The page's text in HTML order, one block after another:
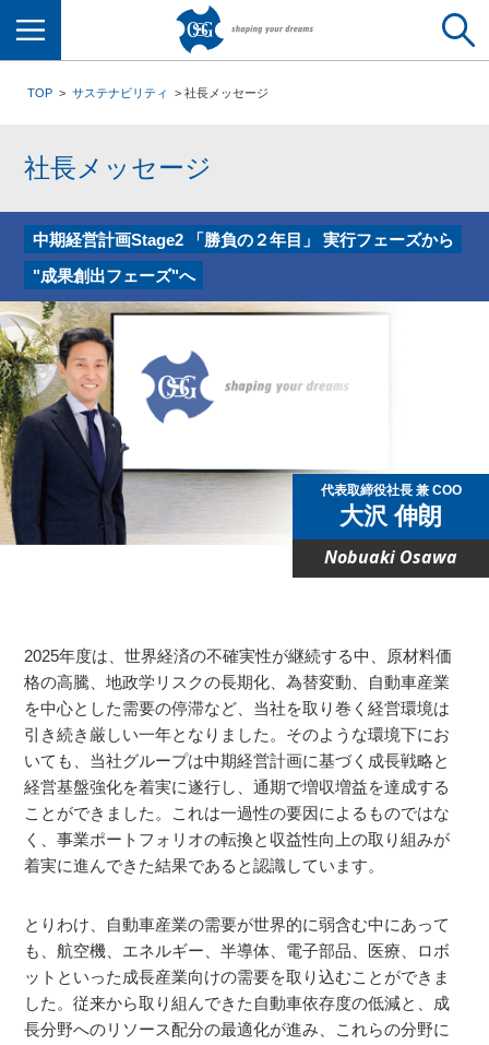
TOP サステナビリティ 社長メッセージ
社長メッセージ
中期経営計画Stage2「勝負の２年目」 実行フェーズから
"成果創出フェーズ"へ
代表取締役社長 兼 COO
大沢 伸朗
Nobuaki Osawa
2025年度は、世界経済の不確実性が継続する中、原材料価
格の高騰、地政学リスクの長期化、為替変動、自動車産業
を中心とした需要の停滞など、当社を取り巻く経営環境は
引き続き厳しい一年となりました。そのような環境下にお
いても、当社グループは中期経営計画に基づく成長戦略と
経営基盤強化を着実に遂行し、通期で増収増益を達成する
ことができました。これは一過性の要因によるものではな
く、事業ポートフォリオの転換と収益性向上の取り組みが
着実に進んできた結果であると認識しています。
とりわけ、自動車産業の需要が世界的に弱含む中にあって
も、航空機、エネルギー、半導体、電子部品、医療、ロボ
ットといった成長産業向けの需要を取り込むことができま
した。従来から取り組んできた自動車依存度の低減と、成
長分野へのリソース配分の最適化が進み、これらの分野に